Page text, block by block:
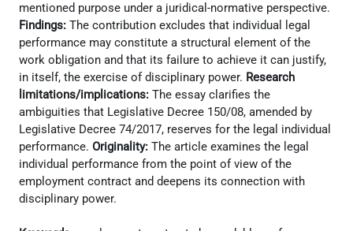
mentioned purpose under a juridical-normative perspective.
Findings: The contribution excludes that individual legal
performance may constitute a structural element of the
work obligation and that its failure to achieve it can justify,
in itself, the exercise of disciplinary power. Research
limitations/implications: The essay clarifies the
ambiguities that Legislative Decree 150/08, amended by
Legislative Decree 74/2017, reserves for the legal individual
performance. Originality: The article examines the legal
individual performance from the point of view of the
employment contract and deepens its connection with
disciplinary power.